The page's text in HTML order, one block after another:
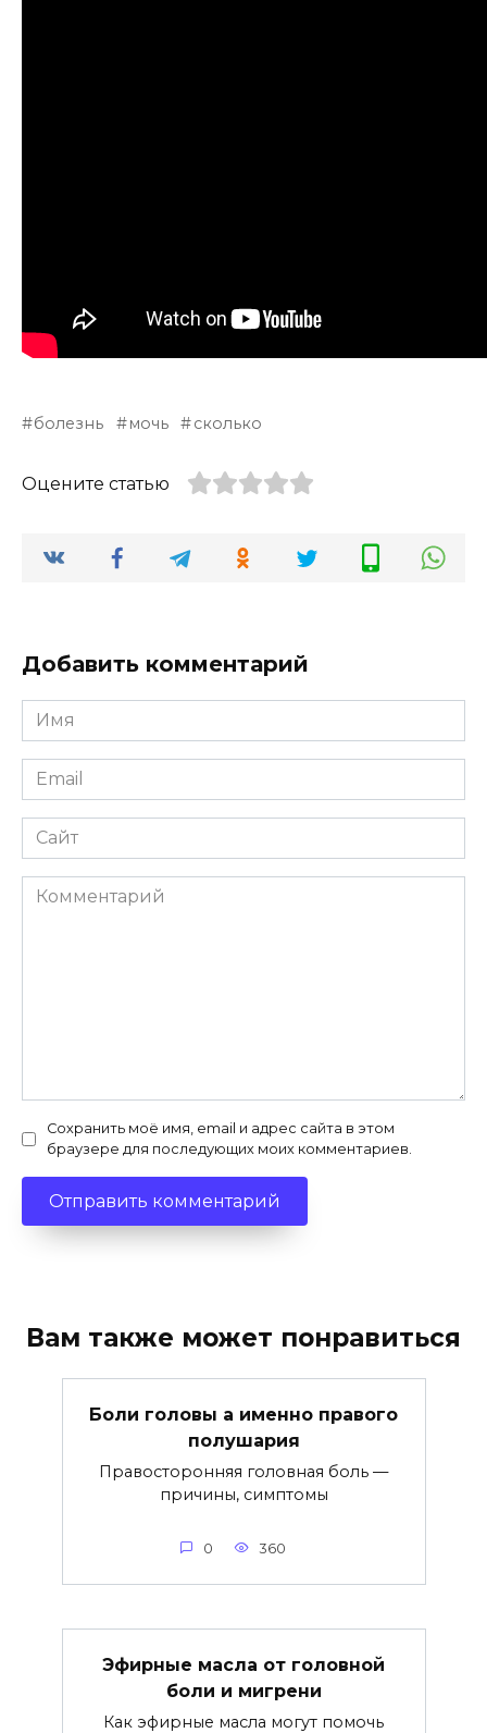
болезнь мочь сколько
Оцените статью
Добавить комментарий
Имя
*
Email
*
Сайт
Комментарий
Сохранить моё имя, email и адрес сайта в этом
браузере для последующих моих комментариев.
Вам также может понравиться
Боли головы а именно правого
полушария
Правосторонняя головная боль —
причины, симптомы
0 360
Эфирные масла от головной
боли и мигрени
Как эфирные масла могут помочь